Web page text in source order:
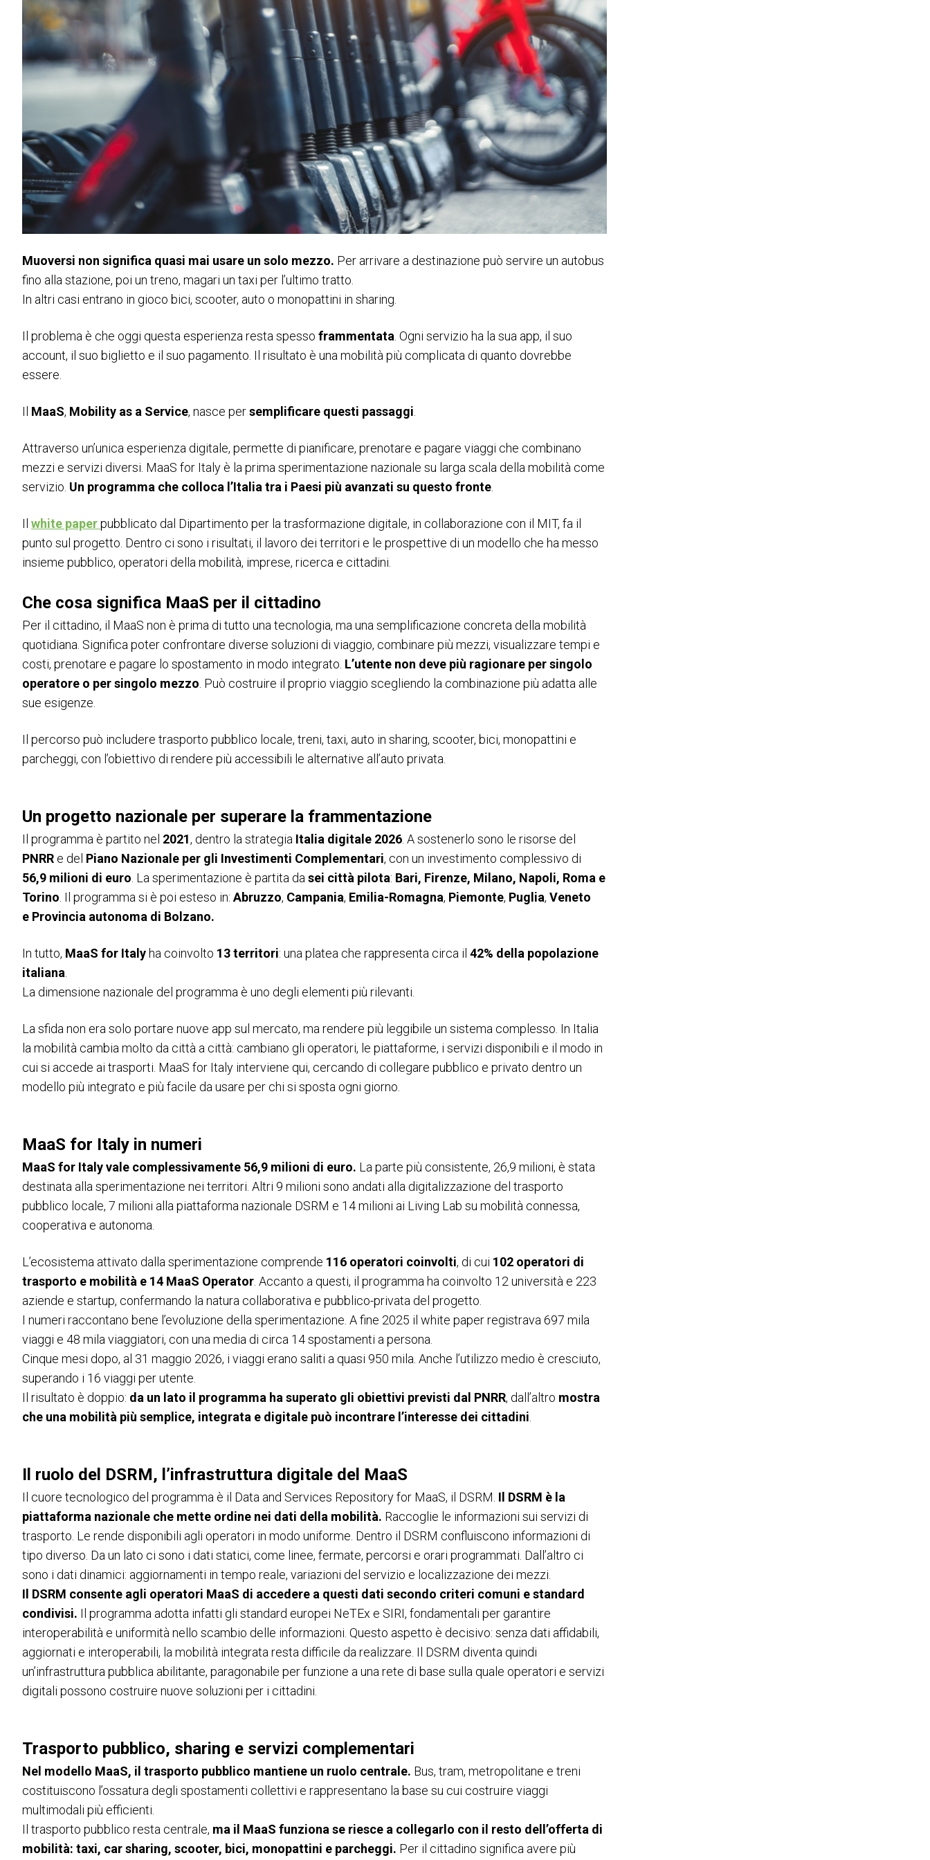
Intermobility Community
Programma eventi
INFO UTILI
Come arrivare
Accessibilità di quartiere
FAQ
TREND & RICERCHE
Blog
Ricerche di settore
MEDIA ROOM
News e comunicati
Info e contatti
Servizi per i media
Scarica il Media Kit
IBE Driving Experience
Richiedi un preventivo
COMPILA IL FORM arrow_circle_right
Scopri perché partecipare
PARTECIPA arrow_circle_right
Muoversi non significa quasi mai usare un solo mezzo. Per arrivare a destinazione può servire un autobus
fino alla stazione, poi un treno, magari un taxi per l’ultimo tratto.
In altri casi entrano in gioco bici, scooter, auto o monopattini in sharing.
Il problema è che oggi questa esperienza resta spesso frammentata . Ogni servizio ha la sua app, il suo
account, il suo biglietto e il suo pagamento. Il risultato è una mobilità più complicata di quanto dovrebbe
essere.
Il MaaS, Mobility as a Service, nasce persemplificare questi passaggi
Attraverso un’unica esperienza digitale, permette di pianificare, prenotare e pagare viaggi che combinano
mezzi e servizi diversi. MaaS for Italy è la prima sperimentazione nazionale su larga scala della mobilità come
servizio. Un programma che colloca l’Italia tra i Paesi più avanzati su questo fronte
Il white paperpubblicato dal Dipartimento per la trasformazione digitale, in collaborazione con il MIT, fa il
punto sul progetto. Dentro ci sono i risultati, il lavoro dei territori e le prospettive di un modello che ha messo
insieme pubblico, operatori della mobilità, imprese, ricerca e cittadini.
Che cosa significa MaaS per il cittadino
Per il cittadino, il MaaS non è prima di tutto una tecnologia, ma una semplificazione concreta della mobilità
quotidiana. Significa poter confrontare diverse soluzioni di viaggio, combinare più mezzi, visualizzare tempi e
costi, prenotare e pagare lo spostamento in modo integrato. L’utente non deve più ragionare per singolo
operatore o per singolo mezzo . Può costruire il proprio viaggio scegliendo la combinazione più adatta alle
sue esigenze.
Il percorso può includere trasporto pubblico locale, treni, taxi, auto in sharing, scooter, bici, monopattini e
parcheggi, con l’obiettivo di rendere più accessibili le alternative all’auto privata.
Un progetto nazionale per superare la frammentazione
Il programma è partito nel 2021, dentro la strategia Italia digitale 2026 . A sostenerlo sono le risorse del
PNRR e del Piano Nazionale per gli Investimenti Complementari, con un investimento complessivo di
56,9 milioni di euro . La sperimentazione è partita da sei città pilota: Bari, Firenze, Milano, Napoli, Roma e
Torino . Il programma si è poi esteso in: Abruzzo, Campania, Emilia-Romagna, Piemonte, Puglia, Veneto
e Provincia autonoma di Bolzano.
In tutto, MaaS for Italyha coinvolto 13 territori: una platea che rappresenta circa il 42% della popolazione
italiana
La dimensione nazionale del programma è uno degli elementi più rilevanti.
La sfida non era solo portare nuove app sul mercato, ma rendere più leggibile un sistema complesso. In Italia
la mobilità cambia molto da città a città: cambiano gli operatori, le piattaforme, i servizi disponibili e il modo in
cui si accede ai trasporti. MaaS for Italy interviene qui, cercando di collegare pubblico e privato dentro un
modello più integrato e più facile da usare per chi si sposta ogni giorno.
MaaS for Italy in numeri
MaaS for Italy vale complessivamente 56,9 milioni di euro. La parte più consistente, 26,9 milioni, è stata
destinata alla sperimentazione nei territori. Altri 9 milioni sono andati alla digitalizzazione del trasporto
pubblico locale, 7 milioni alla piattaforma nazionale DSRM e 14 milioni ai Living Lab su mobilità connessa,
cooperativa e autonoma.
L’ecosistema attivato dalla sperimentazione comprende 116 operatori coinvolti, di cui 102 operatori di
trasporto e mobilità e 14 MaaS Operator . Accanto a questi, il programma ha coinvolto 12 università e 223
aziende e startup, confermando la natura collaborativa e pubblico-privata del progetto.
I numeri raccontano bene l’evoluzione della sperimentazione. A fine 2025 il white paper registrava 697 mila
viaggi e 48 mila viaggiatori, con una media di circa 14 spostamenti a persona.
Cinque mesi dopo, al 31 maggio 2026, i viaggi erano saliti a quasi 950 mila. Anche l’utilizzo medio è cresciuto,
superando i 16 viaggi per utente.
Il risultato è doppio: da un lato il programma ha superato gli obiettivi previsti dal PNRR, dall’altro mostra
che una mobilità più semplice, integrata e digitale può incontrare l’interesse dei cittadini
Il ruolo del DSRM, l’infrastruttura digitale del MaaS
Il cuore tecnologico del programma è il Data and Services Repository for MaaS, il DSRM. Il DSRM è la
piattaforma nazionale che mette ordine nei dati della mobilità. Raccoglie le informazioni sui servizi di
trasporto. Le rende disponibili agli operatori in modo uniforme. Dentro il DSRM confluiscono informazioni di
tipo diverso. Da un lato ci sono i dati statici, come linee, fermate, percorsi e orari programmati. Dall’altro ci
sono i dati dinamici: aggiornamenti in tempo reale, variazioni del servizio e localizzazione dei mezzi.
Il DSRM consente agli operatori MaaS di accedere a questi dati secondo criteri comuni e standard
condivisi. Il programma adotta infatti gli standard europei NeTEx e SIRI, fondamentali per garantire
interoperabilità e uniformità nello scambio delle informazioni. Questo aspetto è decisivo: senza dati affidabili,
aggiornati e interoperabili, la mobilità integrata resta difficile da realizzare. Il DSRM diventa quindi
un’infrastruttura pubblica abilitante, paragonabile per funzione a una rete di base sulla quale operatori e servizi
digitali possono costruire nuove soluzioni per i cittadini.
Trasporto pubblico, sharing e servizi complementari
Nel modello MaaS, il trasporto pubblico mantiene un ruolo centrale. Bus, tram, metropolitane e treni
costituiscono l’ossatura degli spostamenti collettivi e rappresentano la base su cui costruire viaggi
multimodali più efficienti.
Il trasporto pubblico resta centrale, ma il MaaS funziona se riesce a collegarlo con il resto dell’offerta di
mobilità: taxi, car sharing, scooter, bici, monopattini e parcheggi. Per il cittadino significa avere più